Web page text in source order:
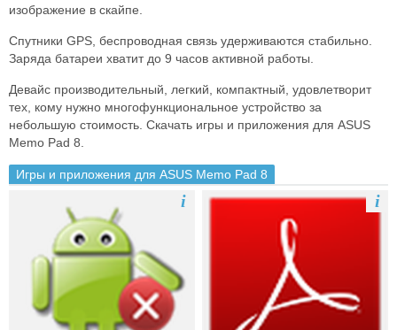
изображение в скайпе.
Спутники GPS, беспроводная связь удерживаются стабильно.
Заряда батареи хватит до 9 часов активной работы.
Девайс производительный, легкий, компактный, удовлетворит
тех, кому нужно многофункциональное устройство за
небольшую стоимость. Скачать игры и приложения для ASUS
Memo Pad 8.
Игры и приложения для ASUS Memo Pad 8
i i